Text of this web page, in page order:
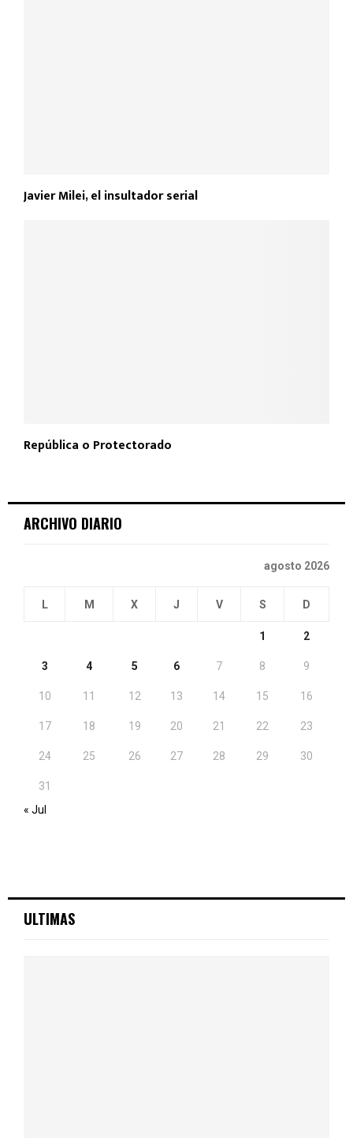
Javier Milei, el insultador serial
República o Protectorado
ARCHIVO DIARIO
agosto 2026
L M X J V S D
1 2
3 4 5 6 7 8 9
10 11 12 13 14 15 16
17 18 19 20 21 22 23
24 25 26 27 28 29 30
31
« Jul
ULTIMAS